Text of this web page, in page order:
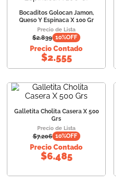
Bocaditos Golocan Jamon,
Queso Y Espinaca X 100 Gr
Precio de Lista
$2.839 10%OFF
Precio Contado
$2.555
Galletita Cholita Casera X 500
Grs
Precio de Lista
$7.206 10%OFF
Precio Contado
$6.485